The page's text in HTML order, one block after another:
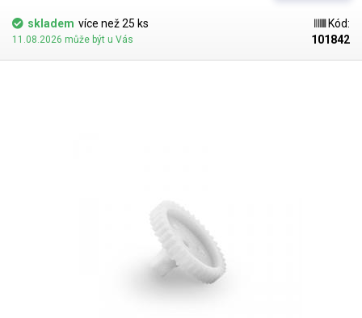
skladem více než 25 ks
11.08.2026 může být u Vás
Kód:
101842